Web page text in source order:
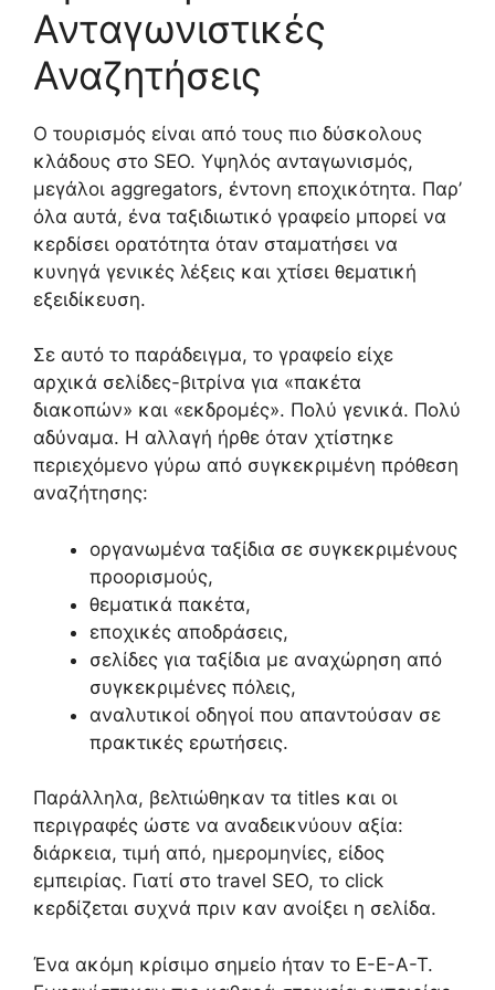
Ανταγωνιστικές
Αναζητήσεις
Ο τουρισμός είναι από τους πιο δύσκολους
κλάδους στο SEO. Υψηλός ανταγωνισμός,
μεγάλοι aggregators, έντονη εποχικότητα. Παρ’
όλα αυτά, ένα ταξιδιωτικό γραφείο μπορεί να
κερδίσει ορατότητα όταν σταματήσει να
κυνηγά γενικές λέξεις και χτίσει θεματική
εξειδίκευση.
Σε αυτό το παράδειγμα, το γραφείο είχε
αρχικά σελίδες-βιτρίνα για «πακέτα
διακοπών» και «εκδρομές». Πολύ γενικά. Πολύ
αδύναμα. Η αλλαγή ήρθε όταν χτίστηκε
περιεχόμενο γύρω από συγκεκριμένη πρόθεση
αναζήτησης:
οργανωμένα ταξίδια σε συγκεκριμένους
προορισμούς,
θεματικά πακέτα,
εποχικές αποδράσεις,
σελίδες για ταξίδια με αναχώρηση από
συγκεκριμένες πόλεις,
αναλυτικοί οδηγοί που απαντούσαν σε
πρακτικές ερωτήσεις.
Παράλληλα, βελτιώθηκαν τα titles και οι
περιγραφές ώστε να αναδεικνύουν αξία:
διάρκεια, τιμή από, ημερομηνίες, είδος
εμπειρίας. Γιατί στο travel SEO, το click
κερδίζεται συχνά πριν καν ανοίξει η σελίδα.
Ένα ακόμη κρίσιμο σημείο ήταν το E-E-A-T.